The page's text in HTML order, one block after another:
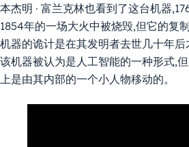
本杰明 · 富兰克林也看到了这台机器
1854年的一场大火中被烧毁,但它的复
机器的诡计是在其发明者去世几十年
该机器被认为是人工智能的一种形式,
上是由其内部的一个小人物移动的。